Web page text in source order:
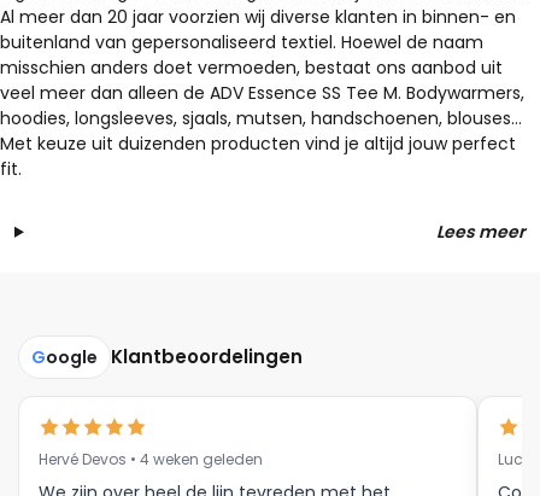
op
de
productpagina
op
de
productpagina
Al meer dan 20 jaar voorzien wij diverse klanten in binnen- en
buitenland van gepersonaliseerd textiel. Hoewel de naam
misschien anders doet vermoeden, bestaat ons aanbod uit
veel meer dan alleen de ADV Essence SS Tee M. Bodywarmers,
hoodies, longsleeves, sjaals, mutsen, handschoenen, blouses…
Met keuze uit duizenden producten vind je altijd jouw perfect
fit.
Lees meer
Google Klantbeoordelingen
Hervé Devos • 4 weken geleden Luc